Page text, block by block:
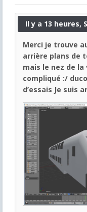
Il y a 13 heures,
Merci je trouve
arrière plans de
mais le nez de
compliqué :/
d’essais Je suis